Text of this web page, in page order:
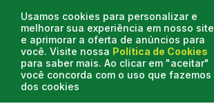
Usamos cookies para personalizar e
melhorar sua experiência em nosso site
e aprimorar a oferta de anúncios para
você. Visite nossa Política de Cookies
para saber mais. Ao clicar em "aceitar"
você concorda com o uso que fazemos
dos cookies
Curtas do Poder